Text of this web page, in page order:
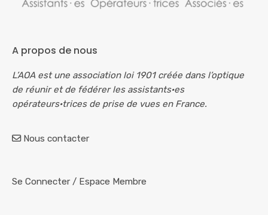
A propos de nous
L’AOA est une association loi 1901 créée dans l’optique
de réunir et de fédérer les assistants·es
opérateurs·trices de prise de vues en France.
Nous contacter
Se Connecter / Espace Membre